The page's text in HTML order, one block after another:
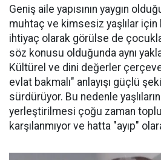
Geniş aile yapısının yaygın
muhtaç ve kimsesiz yaşlılar
ihtiyaç olarak görülse de
söz konusu olduğunda aynı
Kültürel ve dini değerler
evlat bakmalı" anlayışı güçlü
sürdürüyor. Bu nedenle
yerleştirilmesi çoğu zaman
karşılanmıyor ve hatta "ayıp"